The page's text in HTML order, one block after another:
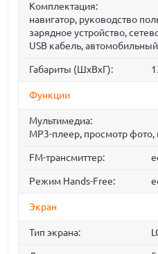
Комплектация:
навигатор, руководство
зарядное устройство,
USB кабель,
Габариты (ШхВхГ):
Функции
Мультимедиа:
MP3-плеер, просмотр
FM-трансмиттер:
Режим Hands-Free:
Экран
Тип экрана: